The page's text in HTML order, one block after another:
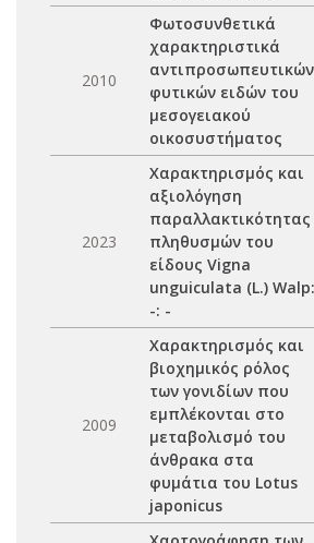
2010
Φωτοσυνθετικά
χαρακτηριστικά
αντιπροσωπευτικών
φυτικών ειδών του
μεσογειακού
οικοσυστήματος
2023
Χαρακτηρισμός και
αξιολόγηση
παραλλακτικότητας
πληθυσμών του
είδους Vigna
unguiculata (L.) Walp:
-: -
2009
Χαρακτηρισμός και
βιοχημικός ρόλος
των γονιδίων που
εμπλέκονται στο
μεταβολισμό του
άνθρακα στα
φυμάτια του Lotus
japonicus